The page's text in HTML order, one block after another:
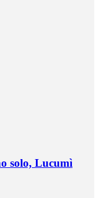
solo, Lucumì